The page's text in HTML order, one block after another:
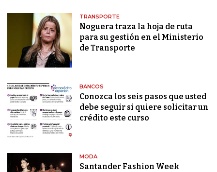
TRANSPORTE
Noguera traza la hoja de ruta
para su gestión en el Ministerio
de Transporte
BANCOS
Conozca los seis pasos que usted
debe seguir si quiere solicitar un
crédito este curso
MODA
Santander Fashion Week